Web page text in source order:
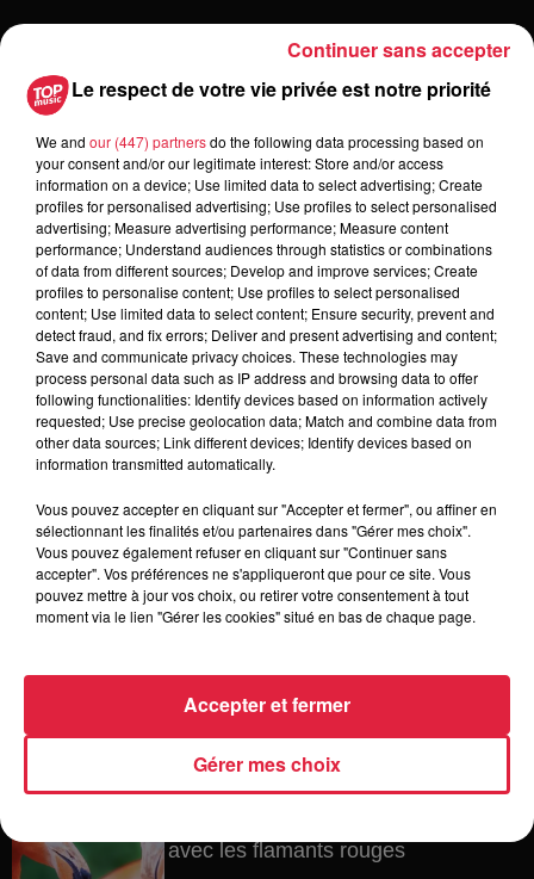
Toute l'actu
16h11
Une journée à l'Écomusée d'Alsace à
Ungersheim
6h38
Les sentiers poussettes de la Vallée
de Villé
À Hoerdt, de l’eau brune sort des
robinets
avec les flamants rouges
Le respect de votre vie privée est notre priorité
We and our (447) partnersdo the following data processing based on
your consent and/or our legitimate interest: Store and/or access
information on a device; Use limited data to select advertising; Create
profiles for personalised advertising; Use profiles to select personalised
advertising; Measure advertising performance; Measure content
performance; Understand audiences through statistics or combinations
of data from different sources; Develop and improve services; Create
profiles to personalise content; Use profiles to select personalised
content; Use limited data to select content; Ensure security, prevent and
detect fraud, and fix errors; Deliver and present advertising and content;
Save and communicate privacy choices. These technologies may
process personal data such as IP address and browsing data to offer
following functionalities: Identify devices based on information actively
requested; Use precise geolocation data; Match and combine data from
other data sources; Link different devices; Identify devices based on
information transmitted automatically.
Vous pouvez accepter en cliquant sur "Accepter et fermer", ou affiner en
sélectionnant les finalités et/ou partenaires dans "Gérer mes choix".
Vous pouvez également refuser en cliquant sur "Continuer sans
accepter". Vos préférences ne s'appliqueront que pour ce site. Vous
pouvez mettre à jour vos choix, ou retirer votre consentement à tout
moment via le lien "Gérer les cookies" situé en bas de chaque page.
Gérer mes choix
Accepter et fermer
Continuer sans accepter